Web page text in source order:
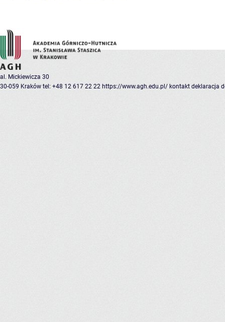
al. Mickiewicza 30
30-059 Kraków tel: +48 12 617 22 22 https://www.agh.edu.pl/ kontakt deklaracja